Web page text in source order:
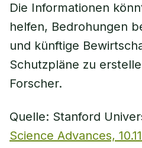
Die Informationen
helfen, Bedrohungen
und künftige
Schutzpläne zu
Forscher.
Quelle: Stanford
Science Advances,